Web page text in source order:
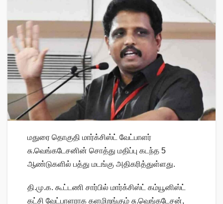
மதுரை தொகுதி மார்க்சிஸ்ட் வேட்பாளர்
சு.வெங்கடேசனின் சொத்து மதிப்பு கடந்த 5
ஆண்டுகளில் பத்து மடங்கு அதிகரித்துள்ளது.
தி.மு.க. கூட்டணி சார்பில் மார்க்சிஸ்ட் கம்யூனிஸ்ட்
கட்சி வேட்பாளராக களமிறங்கும் சு.வெங்கடேசன்,